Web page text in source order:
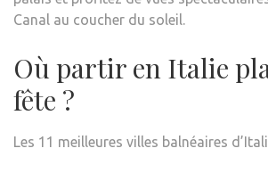
Canal au coucher du soleil.
Où partir en Italie
fête ?
Les 11 meilleures villes balnéaires